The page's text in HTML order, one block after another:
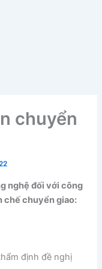
chuyển
nghệ đối với công
chế chuyển giao:
định đề nghị